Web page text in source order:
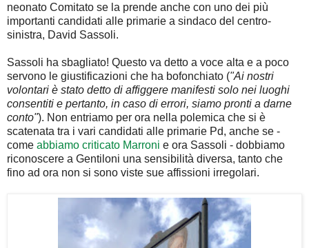
neonato Comitato se la prende anche con uno dei più
importanti candidati alle primarie a sindaco del centro-
sinistra, David Sassoli.
Sassoli ha sbagliato! Questo va detto a voce alta e a poco
servono le giustificazioni che ha bofonchiato ("Ai nostri
volontari è stato detto di affiggere manifesti solo nei luoghi
consentiti e pertanto, in caso di errori, siamo pronti a darne
conto"). Non entriamo per ora nella polemica che si è
scatenata tra i vari candidati alle primarie Pd, anche se -
come abbiamo criticato Marroni e ora Sassoli - dobbiamo
riconoscere a Gentiloni una sensibilità diversa, tanto che
fino ad ora non si sono viste sue affissioni irregolari.